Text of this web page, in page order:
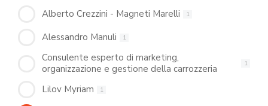
Alberto Crezzini - Magneti Marelli 1
Alessandro Manuli 1
Consulente esperto di marketing,
organizzazione e gestione della carrozzeria
1
Lilov Myriam 1